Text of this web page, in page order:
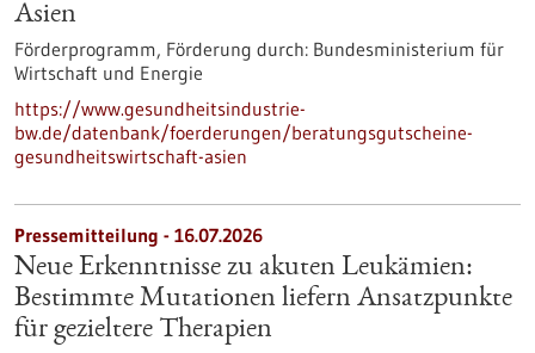
Asien
Förderprogramm, Förderung durch: Bundesministerium für
Wirtschaft und Energie
https://www.gesundheitsindustrie-
bw.de/datenbank/foerderungen/beratungsgutscheine-
gesundheitswirtschaft-asien
Pressemitteilung - 16.07.2026
Neue Erkenntnisse zu akuten Leukämien:
Bestimmte Mutationen liefern Ansatzpunkte
für gezieltere Therapien